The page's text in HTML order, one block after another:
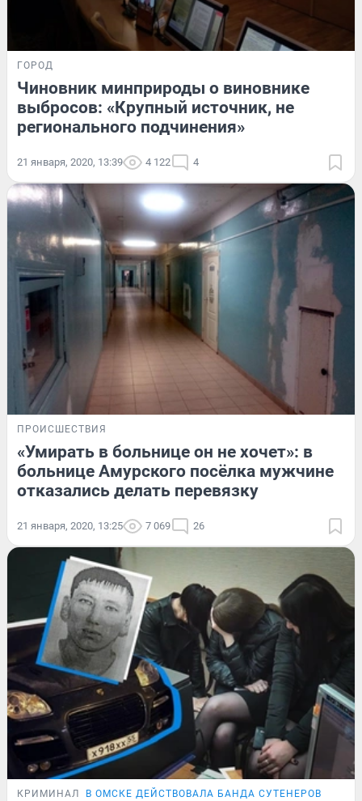
ГОРОД
Чиновник минприроды о виновнике
выбросов: «Крупный источник, не
регионального подчинения»
21 января, 2020, 13:39 4 122 4
ПРОИСШЕСТВИЯ
«Умирать в больнице он не хочет»: в
больнице Амурского посёлка мужчине
отказались делать перевязку
21 января, 2020, 13:25 7 069 26
КРИМИНАЛ В ОМСКЕ ДЕЙСТВОВАЛА БАНДА СУТЕНЕРОВ